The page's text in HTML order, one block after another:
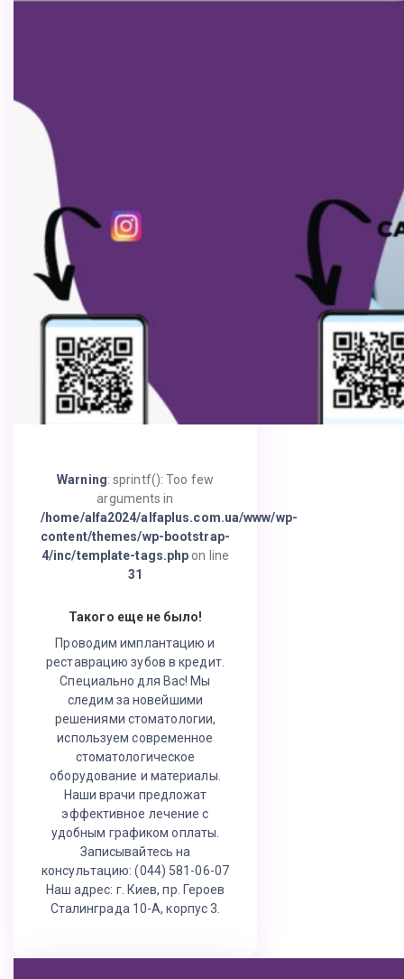
Warning: sprintf(): Too few
arguments in
/home/alfa2024/alfaplus.com.ua/www/wp-
content/themes/wp-bootstrap-
4/inc/template-tags.php on line
31
Такого еще не было!
Проводим имплантацию и
реставрацию зубов в кредит.
Специально для Вас! Мы
следим за новейшими
решениями стоматологии,
используем современное
стоматологическое
оборудование и материалы.
Наши врачи предложат
эффективное лечение с
удобным графиком оплаты.
Записывайтесь на
консультацию: (044) 581-06-07
Наш адрес: г. Киев, пр. Героев
Сталинграда 10-А, корпус 3.